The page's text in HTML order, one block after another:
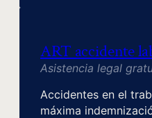
ART accidente
Asistencia legal
Accidentes en el
máxima